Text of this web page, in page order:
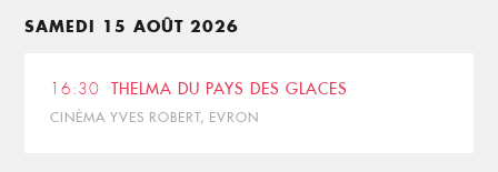
SAMEDI 15 AOÛT 2026
16:30 THELMA DU PAYS DES GLACES
CINÉMA YVES ROBERT, EVRON